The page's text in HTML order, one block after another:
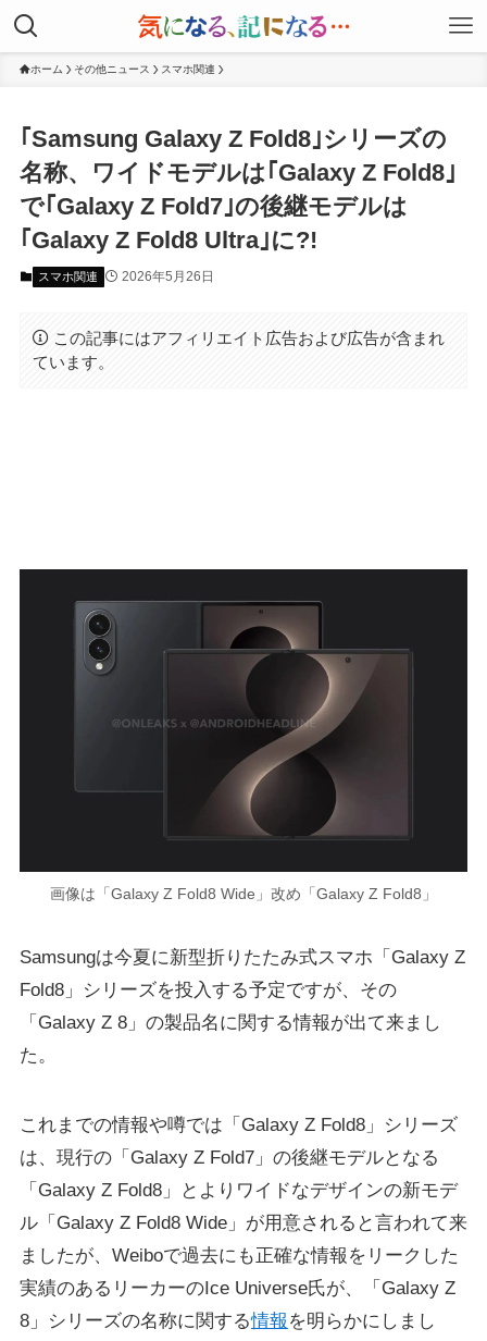
ホーム その他ニュース スマホ関連
｢Samsung Galaxy Z Fold8｣シリーズの
名称、ワイドモデルは｢Galaxy Z Fold8｣
で｢Galaxy Z Fold7｣の後継モデルは
｢Galaxy Z Fold8 Ultra｣に?!
スマホ関連 2026年5月26日
この記事にはアフィリエイト広告および広告が含まれ
ています。
画像は「Galaxy Z Fold8 Wide」改め「Galaxy Z Fold8」
Samsungは今夏に新型折りたたみ式スマホ「Galaxy Z
Fold8」シリーズを投入する予定ですが、その
「Galaxy Z 8」の製品名に関する情報が出て来まし
た。
これまでの情報や噂では「Galaxy Z Fold8」シリーズ
は、現行の「Galaxy Z Fold7」の後継モデルとなる
「Galaxy Z Fold8」とよりワイドなデザインの新モデ
ル「Galaxy Z Fold8 Wide」が用意されると言われて来
ましたが、Weiboで過去にも正確な情報をリークした
実績のあるリーカーのIce Universe氏が、「Galaxy Z
8」シリーズの名称に関する情報 を明らかにしまし